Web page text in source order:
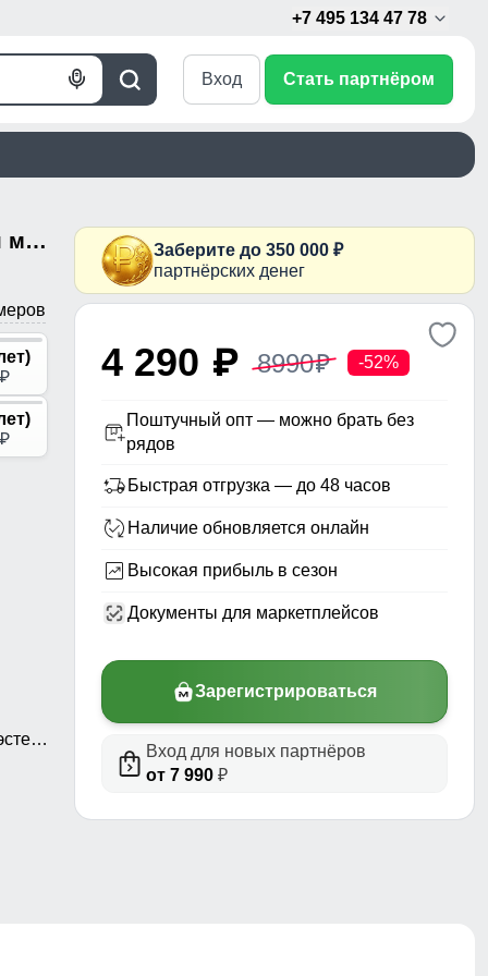
+7 495 134 47 78
Поиск
Голосовой
Вход Стать партнёром
Парка зимняя подростковая для мальчика с капюшоном и мехом черного цвета 9535Ch
p
p
Заберите до 350 000 ₽
партнёрских денег
4 290 p 8990p -52%
Поштучный опт — можно брать без
рядов
Быстрая отгрузка — до 48 часов
Наличие обновляется онлайн
Высокая прибыль в сезон
Документы для маркетплейсов
Зарегистрироваться
Вход для новых партнёров
от 7 990 ₽